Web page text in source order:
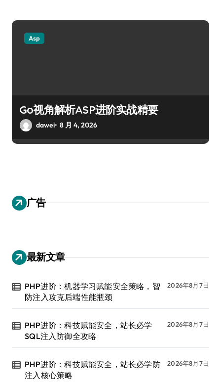
Asp
Go视角解析ASP进阶实战精要
dawei 8 月 4, 2026
广告
最新文章
PHP进阶：机器学习赋能安全策略，智
防注入攻克后端性能瓶颈
2026年8月7日
PHP进阶：科技赋能安全，站长必学
SQL注入防御全攻略
2026年8月7日
PHP进阶：科技赋能安全，站长必学防
注入核心策略
2026年8月7日